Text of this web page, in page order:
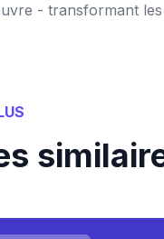
- transformant les